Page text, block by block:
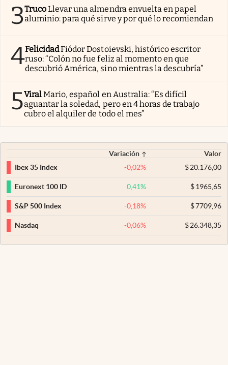
3TrucoLlevar una almendra envuelta en papel
aluminio: para qué sirve y por qué lo recomiendan
4FelicidadFiódor Dostoievski, histórico escritor
ruso: “Colón no fue feliz al momento en que
descubrió América, sino mientras la descubría”
5ViralMario, español en Australia: “Es difícil
aguantar la soledad, pero en 4 horas de trabajo
cubro el alquiler de todo el mes”
Variación
Valor
Ibex 35 Index
-0,02% $20.176,00
Euronext 100 ID 0,41% $1965,65
S&P 500 Index -0,18% $7709,96
Nasdaq -0,06% $26.348,35